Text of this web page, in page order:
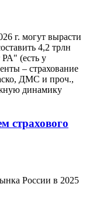
г. могут вырасти
4,2 трлн
РА" (есть у
– страхование
ДМС и проч.,
динамику
страхового
России в 2025